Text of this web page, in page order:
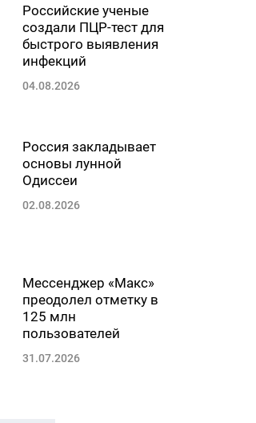
Российские ученые
создали ПЦР-тест для
быстрого выявления
инфекций
04.08.2026
Россия закладывает
основы лунной
Одиссеи
02.08.2026
Мессенджер «Макс»
преодолел отметку в
125 млн
пользователей
31.07.2026